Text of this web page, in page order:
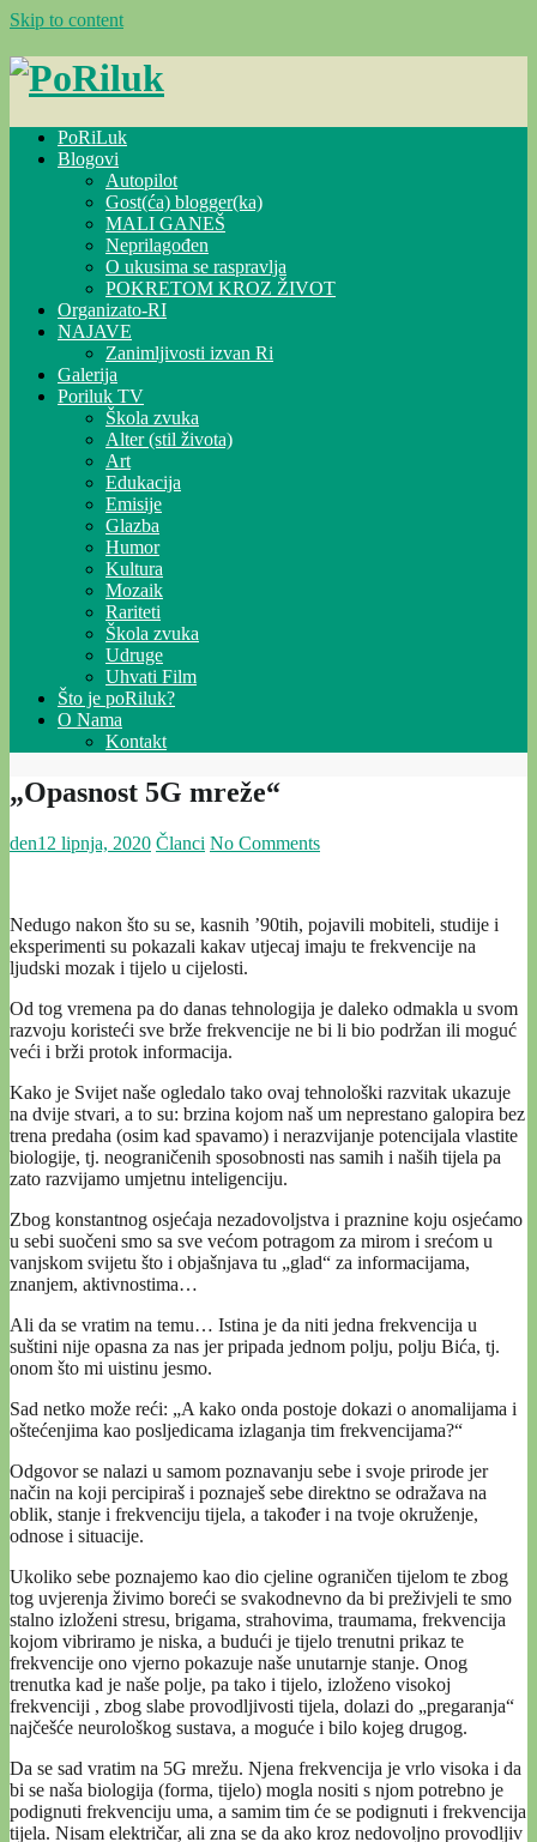
Skip to content
PoRiLuk
Blogovi
Autopilot
Gost(ća) blogger(ka)
MALI GANEŠ
Neprilagođen
O ukusima se raspravlja
POKRETOM KROZ ŽIVOT
Organizato-RI
NAJAVE
Zanimljivosti izvan Ri
Galerija
Poriluk TV
Škola zvuka
Alter (stil života)
Art
Edukacija
Emisije
Glazba
Humor
Kultura
Mozaik
Rariteti
Škola zvuka
Udruge
Uhvati Film
Što je poRiluk?
O Nama
Kontakt
„Opasnost 5G mreže“
den12 lipnja, 2020 Članci No Comments
Nedugo nakon što su se, kasnih ’90tih, pojavili mobiteli, studije i
eksperimenti su pokazali kakav utjecaj imaju te frekvencije na
ljudski mozak i tijelo u cijelosti.
Od tog vremena pa do danas tehnologija je daleko odmakla u svom
razvoju koristeći sve brže frekvencije ne bi li bio podržan ili moguć
veći i brži protok informacija.
Kako je Svijet naše ogledalo tako ovaj tehnološki razvitak ukazuje
na dvije stvari, a to su: brzina kojom naš um neprestano galopira bez
trena predaha (osim kad spavamo) i nerazvijanje potencijala vlastite
biologije, tj. neograničenih sposobnosti nas samih i naših tijela pa
zato razvijamo umjetnu inteligenciju.
Zbog konstantnog osjećaja nezadovoljstva i praznine koju osjećamo
u sebi suočeni smo sa sve većom potragom za mirom i srećom u
vanjskom svijetu što i objašnjava tu „glad“ za informacijama,
znanjem, aktivnostima…
Ali da se vratim na temu… Istina je da niti jedna frekvencija u
suštini nije opasna za nas jer pripada jednom polju, polju Bića, tj.
onom što mi uistinu jesmo.
Sad netko može reći: „A kako onda postoje dokazi o anomalijama i
oštećenjima kao posljedicama izlaganja tim frekvencijama?“
Odgovor se nalazi u samom poznavanju sebe i svoje prirode jer
način na koji percipiraš i poznaješ sebe direktno se odražava na
oblik, stanje i frekvenciju tijela, a također i na tvoje okruženje,
odnose i situacije.
Ukoliko sebe poznajemo kao dio cjeline ograničen tijelom te zbog
tog uvjerenja živimo boreći se svakodnevno da bi preživjeli te smo
stalno izloženi stresu, brigama, strahovima, traumama, frekvencija
kojom vibriramo je niska, a budući je tijelo trenutni prikaz te
frekvencije ono vjerno pokazuje naše unutarnje stanje. Onog
trenutka kad je naše polje, pa tako i tijelo, izloženo visokoj
frekvenciji , zbog slabe provodljivosti tijela, dolazi do „pregaranja“
najčešće neurološkog sustava, a moguće i bilo kojeg drugog.
Da se sad vratim na 5G mrežu. Njena frekvencija je vrlo visoka i da
bi se naša biologija (forma, tijelo) mogla nositi s njom potrebno je
podignuti frekvenciju uma, a samim tim će se podignuti i frekvencija
tijela. Nisam električar, ali zna se da ako kroz nedovoljno provodljiv